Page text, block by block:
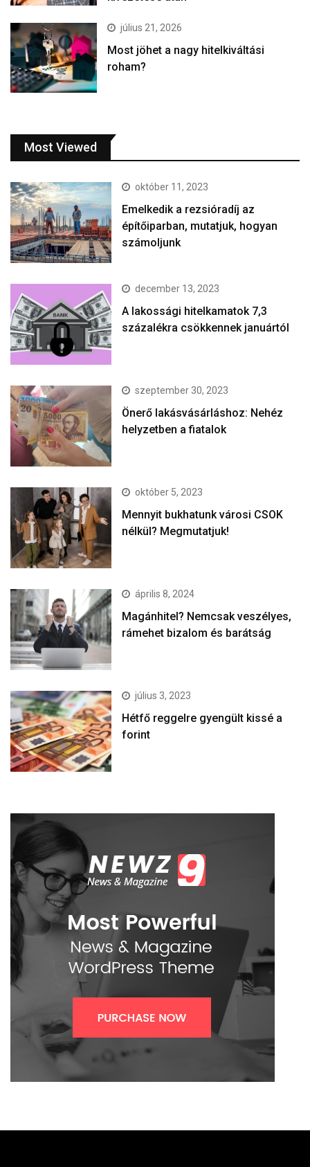
július 21, 2026
Most jöhet a nagy hitelkiváltási
roham?
Most Viewed
október 11, 2023
Emelkedik a rezsióradíj az
építőiparban, mutatjuk, hogyan
számoljunk
december 13, 2023
A lakossági hitelkamatok 7,3
százalékra csökkennek januártól
szeptember 30, 2023
Önerő lakásvásárláshoz: Nehéz
helyzetben a fiatalok
október 5, 2023
Mennyit bukhatunk városi CSOK
nélkül? Megmutatjuk!
április 8, 2024
Magánhitel? Nemcsak veszélyes,
rámehet bizalom és barátság
július 3, 2023
Hétfő reggelre gyengült kissé a
forint